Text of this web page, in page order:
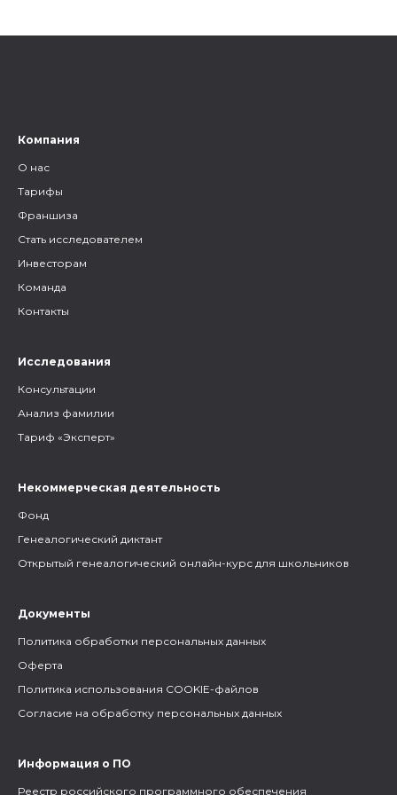
форумах можно найти
Компания
О нас
Тарифы
Франшиза
Стать исследователем
Инвесторам
Команда
Контакты
Исследования
Консультации
Анализ фамилии
Тариф «Эксперт»
Некоммерческая деятельность
Фонд
Генеалогический диктант
Открытый генеалогический онлайн-курс для школьников
Документы
Политика обработки персональных данных
Оферта
Политика использования COOKIE-файлов
Согласие на обработку персональных данных
Информация о ПО
Реестр российского программного обеспечения